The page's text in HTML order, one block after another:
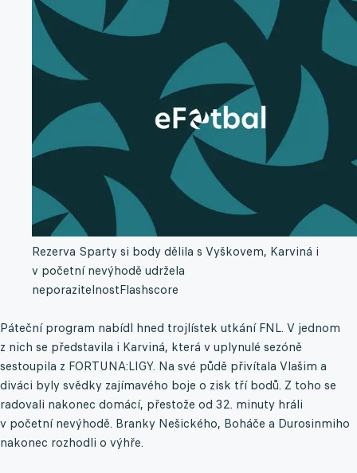
Rezerva Sparty si body dělila s Vyškovem, Karviná i
v početní nevýhodě udržela
neporazitelnostFlashscore
Páteční program nabídl hned trojlístek utkání FNL. V jednom
z nich se představila i Karviná, která v uplynulé sezóně
sestoupila z FORTUNA:LIGY. Na své půdě přivítala Vlašim a
diváci byly svědky zajímavého boje o zisk tří bodů. Z toho se
radovali nakonec domácí, přestože od 32. minuty hráli
v početní nevýhodě. Branky Nešického, Boháče a Durosinmiho
nakonec rozhodli o výhře.